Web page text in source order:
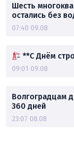
Шесть
остались без
07:40 09.08
**С Днём
09:01 09.08
Волгоградцам
360 дней
23:07 08.08